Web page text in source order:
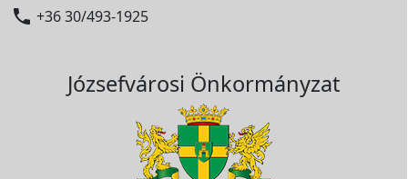
 +36 30/493-1925
Józsefvárosi Önkormányzat